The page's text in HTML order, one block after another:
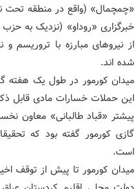
«چمچمال» (واقع در منطقه تحت
خبرگزاری «روداو» (نزدیک به
از نیروهای مبارزه با تروریسم و
شده اند.
میدان کورمور در طول یک هفته
این حملات خسارات مادی قابل
پیشتر «قباد طالبانی» معاون
گازی کورمور گفته بود که
است.
میدان کورمور تا پیش از توقف